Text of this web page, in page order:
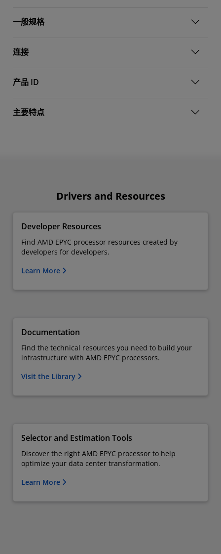
一般规格
连接
产品 ID
主要特点
Drivers and Resources
Developer Resources
Find AMD EPYC processor resources created by
developers for developers.
Learn More
Documentation
Find the technical resources you need to build your
infrastructure with AMD EPYC processors.
Visit the Library
Selector and Estimation Tools
Discover the right AMD EPYC processor to help
optimize your data center transformation.
Learn More